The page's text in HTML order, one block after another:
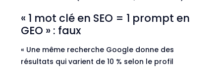
« 1 mot clé en SEO = 1 prompt en
GEO » : faux
« Une même recherche Google donne des
résultats qui varient de 10 % selon le profil